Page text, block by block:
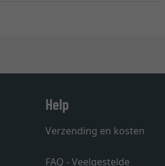
Help
Verzending en kosten
FAQ - Veelgestelde